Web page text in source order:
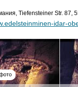
, Tiefensteiner Str. 87,
idar-